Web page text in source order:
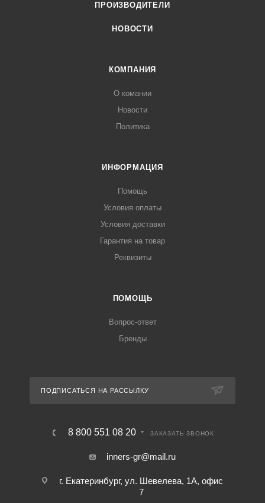
ПРОИЗВОДИТЕЛИ
НОВОСТИ
КОМПАНИЯ
О комании
Новости
Политика
ИНФОРМАЦИЯ
Помощь
Условия оплаты
Условия доставки
Гарантия на товар
Реквизиты
ПОМОЩЬ
Вопрос-ответ
Бренды
ПОДПИСАТЬСЯ НА РАССЫЛКУ
8 800 551 08 20 ЗАКАЗАТЬ ЗВОНОК
inners-gr@mail.ru
г. Екатеринбург, ул. Шевелева, 1А, офис
7